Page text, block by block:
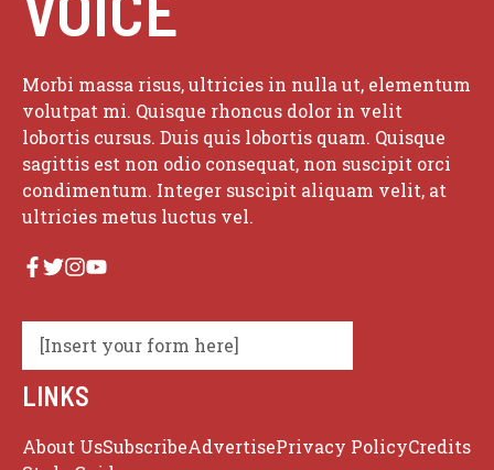
Morbi massa risus, ultricies in nulla ut, elementum
volutpat mi. Quisque rhoncus dolor in velit
lobortis cursus. Duis quis lobortis quam. Quisque
sagittis est non odio consequat, non suscipit orci
condimentum. Integer suscipit aliquam velit, at
ultricies metus luctus vel.
[Insert your form here]
LINKS
About UsSubscribeAdvertisePrivacy PolicyCredits